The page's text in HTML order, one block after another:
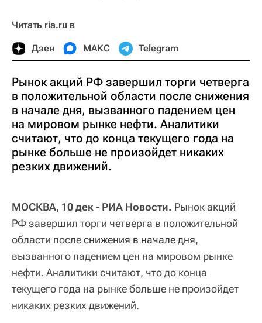
Читать ria.ru в
Дзен МАКС Telegram
Рынок акций РФ завершил торги четверга
в положительной области после снижения
в начале дня, вызванного падением цен
на мировом рынке нефти. Аналитики
считают, что до конца текущего года на
рынке больше не произойдет никаких
резких движений.
МОСКВА, 10 дек - РИА Новости. Рынок акций
РФ завершил торги четверга в положительной
области послеснижения в начале дня,
вызванного падением цен на мировом рынке
нефти. Аналитики считают, что до конца
текущего года на рынке больше не произойдет
никаких резких движений.